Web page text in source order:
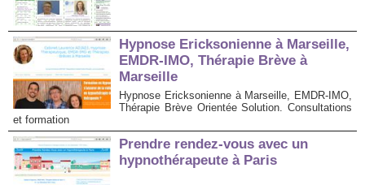
Hypnose Ericksonienne à Marseille,
EMDR-IMO, Thérapie Brève à
Marseille
Hypnose Ericksonienne à Marseille, EMDR-IMO,
Thérapie Brève Orientée Solution. Consultations
et formation
Prendre rendez-vous avec un
hypnothérapeute à Paris